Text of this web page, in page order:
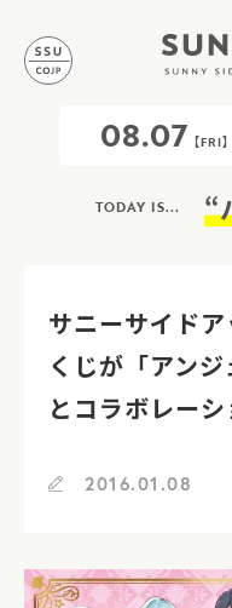
08.07 【FRI】
TODAY IS... “
サニーサイド
くじが「アンジ
とコラボレーシ
2016.01.08